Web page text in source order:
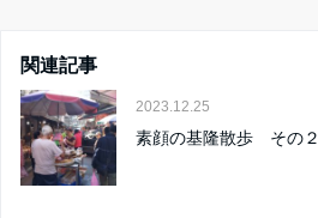
関連記事
2023.12.25
素顔の基隆散歩 その２